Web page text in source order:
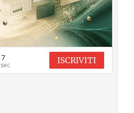
6 ISCRIVITI